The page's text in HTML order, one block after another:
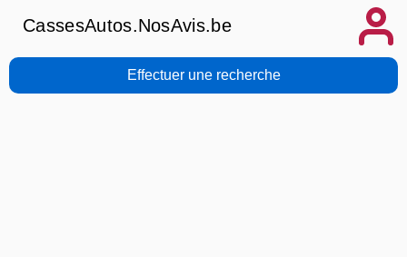
CassesAutos.NosAvis.be
Effectuer une recherche